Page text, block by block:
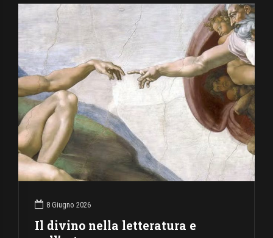
8 Giugno 2026
Il divino nella letteratura e